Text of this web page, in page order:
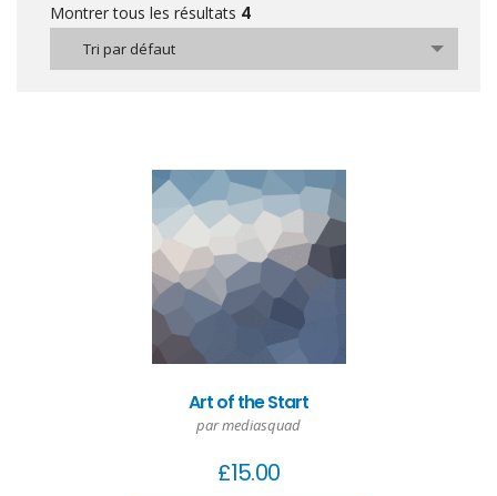
Montrer tous les résultats 4
Tri par défaut
Art of the Start
par mediasquad
£15.00